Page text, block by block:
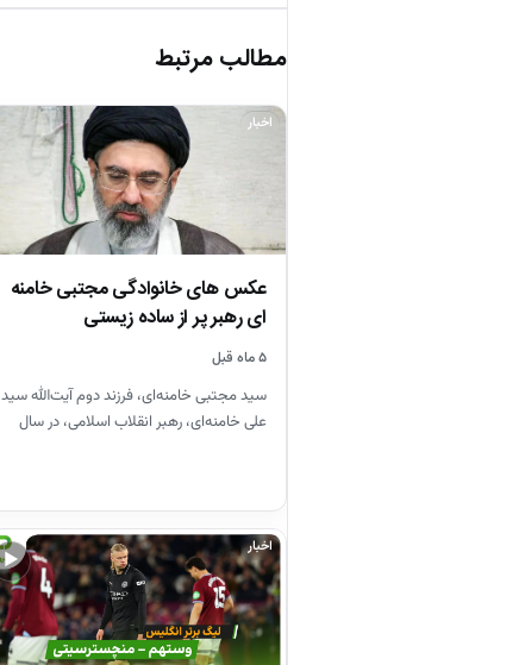
مطالب مرتبط
اخبار
عکس های خانوادگی مجتبی خامنه
ای رهبر پر از ساده زیستی
۵ ماه قبل
سید مجتبی خامنه‌ای، فرزند دوم آیت‌الله سید
علی خامنه‌ای، رهبر انقلاب اسلامی، در سال
▶
اخبار